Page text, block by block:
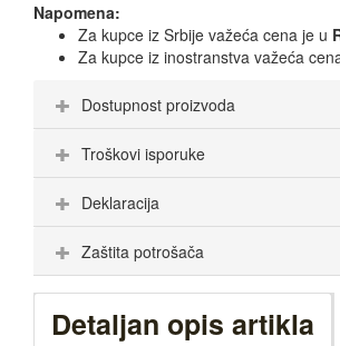
Napomena:
Za kupce iz Srbije važeća cena je u
Za kupce iz inostranstva važeća
Dostupnost proizvoda
Troškovi isporuke
Deklaracija
Zaštita potrošača
Detaljan opis artikla